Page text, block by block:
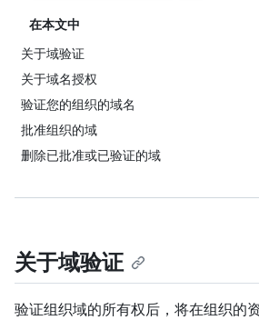
在本文中
关于域验证
关于域名授权
验证您的组织的域名
批准组织的域
删除已批准或已验证的域
关于域验证
验证组织域的所有权后，将在组织的